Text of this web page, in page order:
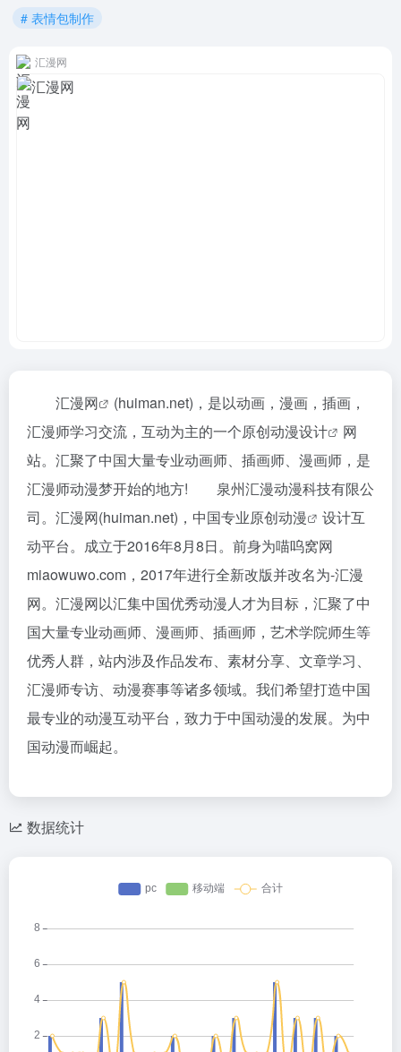
# 表情包制作
汇漫网
汇漫网
(huiman.net)，是以动画，漫画，插画，
汇漫师学习交流，互动为主的一个原创动漫设计
网
站。汇聚了中国大量专业动画师、插画师、漫画师，是
汇漫师动漫梦开始的地方! 泉州汇漫动漫科技有限公
司。汇漫网(huiman.net)，中国专业原创动漫
设计互
动平台。成立于2016年8月8日。前身为喵呜窝网
miaowuwo.com，2017年进行全新改版并改名为-汇漫
网。汇漫网以汇集中国优秀动漫人才为目标，汇聚了中
国大量专业动画师、漫画师、插画师，艺术学院师生等
优秀人群，站内涉及作品发布、素材分享、文章学习、
汇漫师专访、动漫赛事等诸多领域。我们希望打造中国
最专业的动漫互动平台，致力于中国动漫的发展。为中
国动漫而崛起。
数据统计